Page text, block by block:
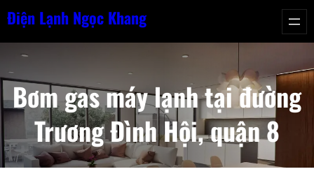
Chuyển
nội
dung
Điện Lạnh Ngọc Khang
Bơm gas máy lạnh tại đường
Trương Đình Hội, quận 8